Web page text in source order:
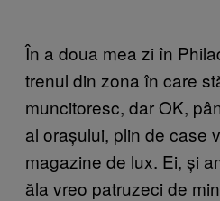
În a doua mea zi în
trenul din zona în care
muncitoresc, dar OK,
al orașului, plin de case
magazine de lux. Ei, și
ăla vreo patruzeci de